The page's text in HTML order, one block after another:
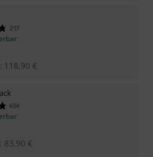
217
118,90 €
654
83,90 €